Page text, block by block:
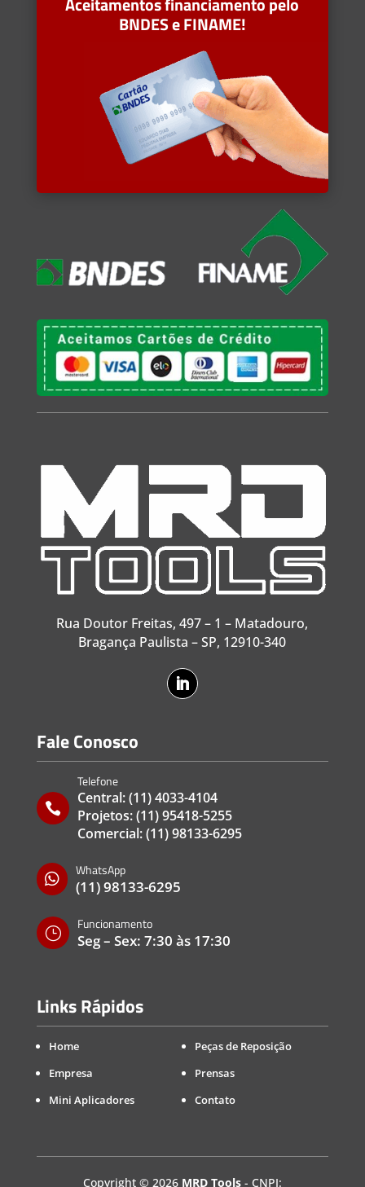
BNDES e FINAME!
Rua Doutor Freitas, 497 – 1 – Matadouro,
Bragança Paulista – SP, 12910-340
Fale Conosco

Telefone
Central:(11) 4033-4104
Projetos:(11) 95418-5255
Comercial:(11) 98133-6295

WhatsApp
(11) 98133-6295
}
Funcionamento
Seg – Sex: 7:30 às 17:30
Links Rápidos
Home
Empresa
Mini Aplicadores
Peças de Reposição
Prensas
Contato
Copyright © 2026 MRD Tools- CNPJ: